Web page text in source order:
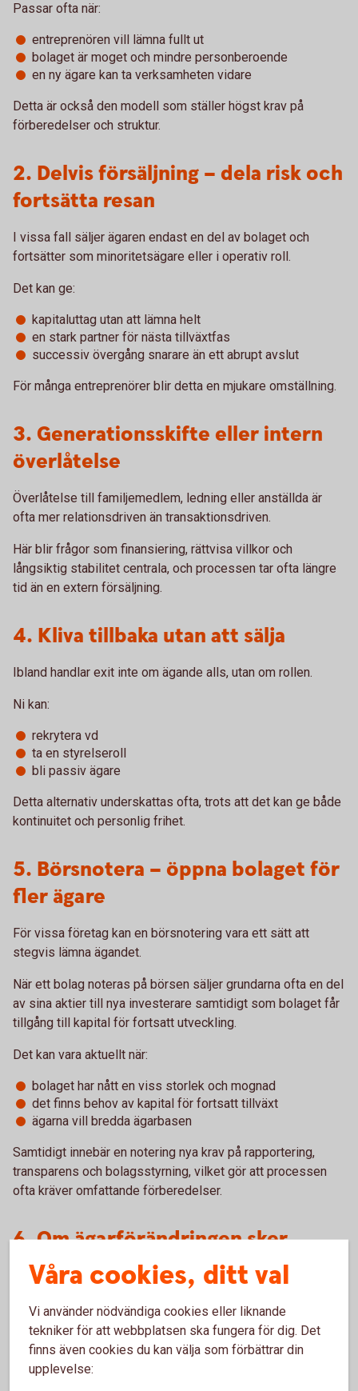
Passar ofta när:
entreprenören vill lämna fullt ut
bolaget är moget och mindre personberoende
en ny ägare kan ta verksamheten vidare
Detta är också den modell som ställer högst krav på
förberedelser och struktur.
2. Delvis försäljning – dela risk och
fortsätta resan
I vissa fall säljer ägaren endast en del av bolaget och
fortsätter som minoritetsägare eller i operativ roll.
Det kan ge:
kapitaluttag utan att lämna helt
en stark partner för nästa tillväxtfas
successiv övergång snarare än ett abrupt avslut
För många entreprenörer blir detta en mjukare omställning.
3. Generationsskifte eller intern
överlåtelse
Överlåtelse till familjemedlem, ledning eller anställda är
ofta mer relationsdriven än transaktionsdriven.
Här blir frågor som finansiering, rättvisa villkor och
långsiktig stabilitet centrala, och processen tar ofta längre
tid än en extern försäljning.
4. Kliva tillbaka utan att sälja
Ibland handlar exit inte om ägande alls, utan om rollen.
Ni kan:
rekrytera vd
ta en styrelseroll
bli passiv ägare
Detta alternativ underskattas ofta, trots att det kan ge både
kontinuitet och personlig frihet.
5. Börsnotera – öppna bolaget för
fler ägare
För vissa företag kan en börsnotering vara ett sätt att
stegvis lämna ägandet.
När ett bolag noteras på börsen säljer grundarna ofta en del
av sina aktier till nya investerare samtidigt som bolaget får
tillgång till kapital för fortsatt utveckling.
Det kan vara aktuellt när:
bolaget har nått en viss storlek och mognad
det finns behov av kapital för fortsatt tillväxt
ägarna vill bredda ägarbasen
Samtidigt innebär en notering nya krav på rapportering,
transparens och bolagsstyrning, vilket gör att processen
ofta kräver omfattande förberedelser.
6. Om ägarförändringen sker
oväntat
Alla ägarövergångar sker inte planerat. Om en företagare
blir sjuk eller avlider kan ägandet övergå till arvingar eller
ett dödsbo, vilket ibland skapar osäkerhet kring företagets
framtid.
Våra cookies, ditt val
Vi använder nödvändiga cookies eller liknande
tekniker för att webbplatsen ska fungera för dig. Det
finns även cookies du kan välja som förbättrar din
upplevelse: